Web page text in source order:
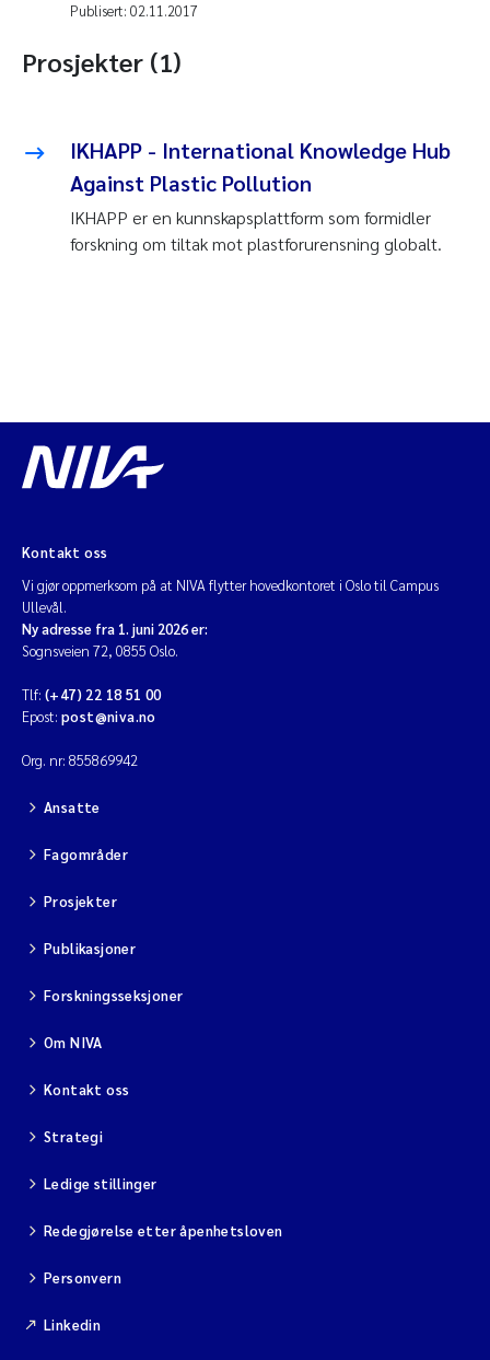
Publisert: 02.11.2017
Prosjekter (1)
IKHAPP - International Knowledge Hub
Against Plastic Pollution
IKHAPP er en kunnskapsplattform som formidler
forskning om tiltak mot plastforurensning globalt.
Kontakt oss
Vi gjør oppmerksom på at NIVA flytter hovedkontoret i Oslo til Campus
Ullevål.
Ny adresse fra 1. juni 2026 er:
Sognsveien 72, 0855 Oslo.
Tlf: (+47) 22 18 51 00
Epost: post@niva.no
Org. nr: 855869942
Ansatte
Fagområder
Prosjekter
Publikasjoner
Forskningsseksjoner
Om NIVA
Kontakt oss
Strategi
Ledige stillinger
Redegjørelse etter åpenhetsloven
Personvern
Linkedin